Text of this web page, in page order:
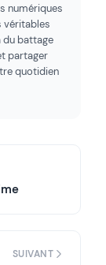
numériques
véritables
du battage
partager
quotidien
SUIVANT